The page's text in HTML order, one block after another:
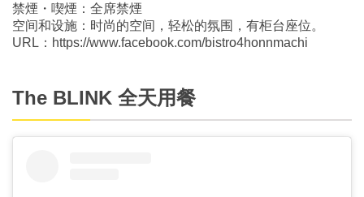
禁煙・喫煙：全席禁煙
空间和设施：时尚的空间，轻松的氛围，有柜台座位。
URL：https://www.facebook.com/bistro4honnmachi
The BLINK 全天用餐